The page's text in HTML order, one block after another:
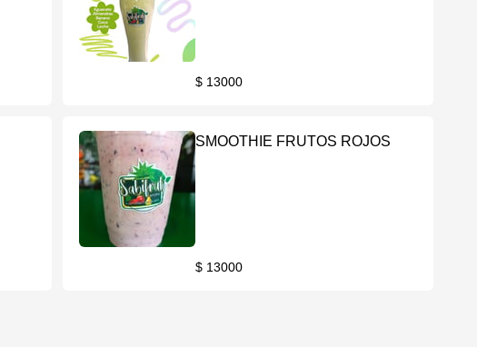
$ 13000
SMOOTHIE FRUTOS ROJOS
$ 13000